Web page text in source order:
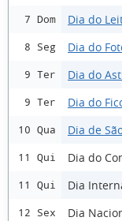
7 Dom Dia do
8 Seg Dia do
9 Ter Dia do
9 Ter Dia do
10 Qua Dia de
11 Qui Dia do
11 Qui Dia
12 Sex Dia